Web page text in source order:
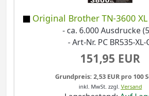
Original Brother TN-3600
- ca. 6.000 Ausdrucke
- Art-Nr. PC BR535-XL-
151,95 EUR
Grundpreis: 2,53 EUR pro 100
inkl. MwSt. zzgl. Versand